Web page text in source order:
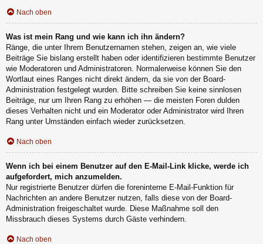
Nach oben
Was ist mein Rang und wie kann ich ihn ändern?
Ränge, die unter Ihrem Benutzernamen stehen, zeigen an, wie viele
Beiträge Sie bislang erstellt haben oder identifizieren bestimmte Benutzer
wie Moderatoren und Administratoren. Normalerweise können Sie den
Wortlaut eines Ranges nicht direkt ändern, da sie von der Board-
Administration festgelegt wurden. Bitte schreiben Sie keine sinnlosen
Beiträge, nur um Ihren Rang zu erhöhen — die meisten Foren dulden
dieses Verhalten nicht und ein Moderator oder Administrator wird Ihren
Rang unter Umständen einfach wieder zurücksetzen.
Nach oben
Wenn ich bei einem Benutzer auf den E-Mail-Link klicke, werde ich
aufgefordert, mich anzumelden.
Nur registrierte Benutzer dürfen die foreninterne E-Mail-Funktion für
Nachrichten an andere Benutzer nutzen, falls diese von der Board-
Administration freigeschaltet wurde. Diese Maßnahme soll den
Missbrauch dieses Systems durch Gäste verhindern.
Nach oben